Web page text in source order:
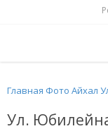
Главная Фото Айхал
Ул.